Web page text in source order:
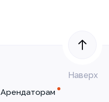
Наверх
Арендаторам